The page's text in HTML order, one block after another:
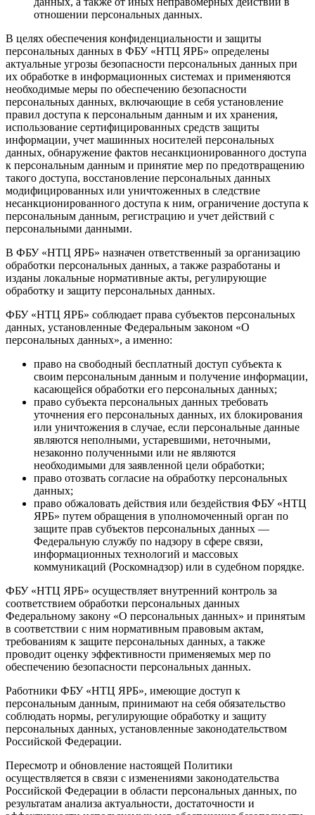
отношении персональных данных.
В целях обеспечения конфиденциальности и защиты
персональных данных в ФБУ «НТЦ ЯРБ» определены
актуальные угрозы безопасности персональных данных при
их обработке в информационных системах и применяются
необходимые меры по обеспечению безопасности
персональных данных, включающие в себя установление
правил доступа к персональным данным и их хранения,
использование сертифицированных средств защиты
информации, учет машинных носителей персональных
данных, обнаружение фактов несанкционированного доступа
к персональным данным и принятие мер по предотвращению
такого доступа, восстановление персональных данных
модифицированных или уничтоженных в следствие
несанкционированного доступа к ним, ограничение доступа к
персональным данным, регистрацию и учет действий с
персональными данными.
В ФБУ «НТЦ ЯРБ» назначен ответственный за организацию
обработки персональных данных, а также разработаны и
изданы локальные нормативные акты, регулирующие
обработку и защиту персональных данных.
ФБУ «НТЦ ЯРБ» соблюдает права субъектов персональных
данных, установленные Федеральным законом «О
персональных данных», а именно:
право на свободный бесплатный доступ субъекта к
своим персональным данным и получение информации,
касающейся обработки его персональных данных;
право субъекта персональных данных требовать
уточнения его персональных данных, их блокирования
или уничтожения в случае, если персональные данные
являются неполными, устаревшими, неточными,
незаконно полученными или не являются
необходимыми для заявленной цели обработки;
право отозвать согласие на обработку персональных
данных;
право обжаловать действия или бездействия ФБУ «НТЦ
ЯРБ» путем обращения в уполномоченный орган по
защите прав субъектов персональных данных —
Федеральную службу по надзору в сфере связи,
информационных технологий и массовых
коммуникаций (Роскомнадзор) или в судебном порядке.
ФБУ «НТЦ ЯРБ» осуществляет внутренний контроль за
соответствием обработки персональных данных
Федеральному закону «О персональных данных» и принятым
в соответствии с ним нормативным правовым актам,
требованиям к защите персональных данных, а также
проводит оценку эффективности применяемых мер по
обеспечению безопасности персональных данных.
Работники ФБУ «НТЦ ЯРБ», имеющие доступ к
персональным данным, принимают на себя обязательство
соблюдать нормы, регулирующие обработку и защиту
персональных данных, установленные законодательством
Российской Федерации.
Пересмотр и обновление настоящей Политики
осуществляется в связи с изменениями законодательства
Российской Федерации в области персональных данных, по
результатам анализа актуальности, достаточности и